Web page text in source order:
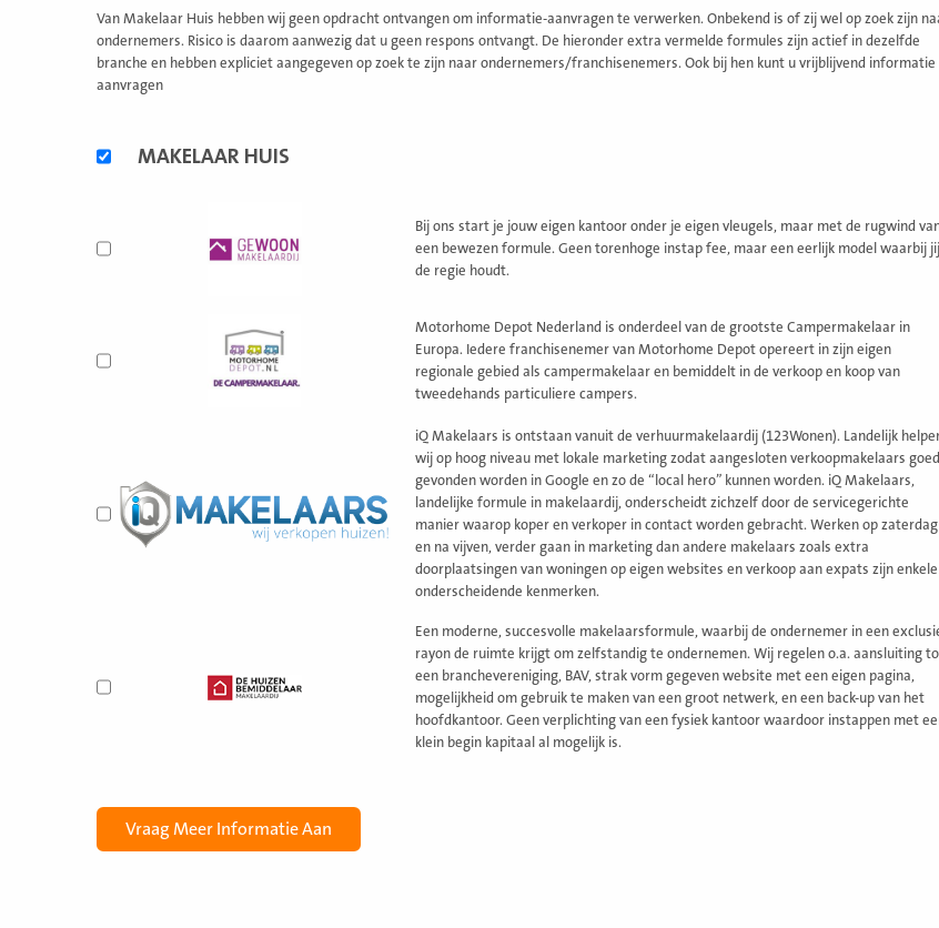
Van Makelaar Huis hebben wij geen opdracht ontvangen om informatie-aanvragen te verwerken. Onbekend is of zij wel op zoek zijn
ondernemers. Risico is daarom aanwezig dat u geen respons ontvangt. De hieronder extra vermelde formules zijn actief in dezelfde
branche en hebben expliciet aangegeven op zoek te zijn naar ondernemers/franchisenemers. Ook bij hen kunt u vrijblijvend informatie
aanvragen
formulesMAKELAAR HUIS
Bij ons start je jouw eigen kantoor onder je eigen vleugels, maar met de rugwind
een bewezen formule. Geen torenhoge instap fee, maar een eerlijk model waarbij jij
de regie houdt.
Motorhome Depot Nederland is onderdeel van de grootste Campermakelaar in
Europa. Iedere franchisenemer van Motorhome Depot opereert in zijn eigen
regionale gebied als campermakelaar en bemiddelt in de verkoop en koop van
tweedehands particuliere campers.
iQ Makelaars is ontstaan vanuit de verhuurmakelaardij (123Wonen). Landelijk
wij op hoog niveau met lokale marketing zodat aangesloten verkoopmakelaars goed
gevonden worden in Google en zo de “local hero” kunnen worden. iQ Makelaars,
landelijke formule in makelaardij, onderscheidt zichzelf door de servicegerichte
manier waarop koper en verkoper in contact worden gebracht. Werken op zaterdag
en na vijven, verder gaan in marketing dan andere makelaars zoals extra
doorplaatsingen van woningen op eigen websites en verkoop aan expats zijn enkele
onderscheidende kenmerken.
Een moderne, succesvolle makelaarsformule, waarbij de ondernemer in een
rayon de ruimte krijgt om zelfstandig te ondernemen. Wij regelen o.a. aansluiting
een branchevereniging, BAV, strak vorm gegeven website met een eigen pagina,
mogelijkheid om gebruik te maken van een groot netwerk, en een back-up van het
hoofdkantoor. Geen verplichting van een fysiek kantoor waardoor instappen met
klein begin kapitaal al mogelijk is.